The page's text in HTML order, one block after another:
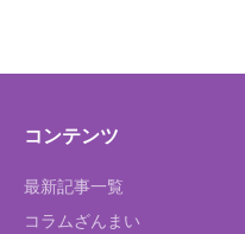
コンテンツ
最新記事一覧
コラムざんまい